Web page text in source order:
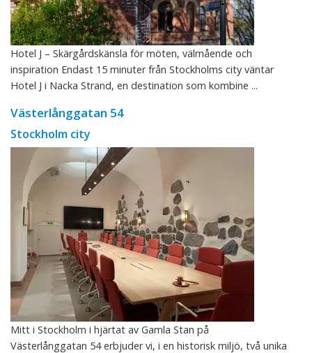
Hotel J – Skärgårdskänsla för möten, välmående och
inspiration Endast 15 minuter från Stockholms city väntar
Hotel J i Nacka Strand, en destination som kombine ...
Västerlånggatan 54
Stockholm city
Mitt i Stockholm i hjärtat av Gamla Stan på
Västerlånggatan 54 erbjuder vi, i en historisk miljö, två unika